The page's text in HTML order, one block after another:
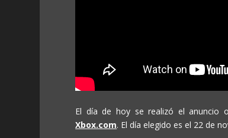
El día de hoy se realizó el anuncio
Xbox.com. El día elegido es el 22 de